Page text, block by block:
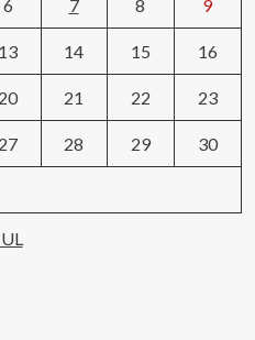
6 7 8 9
13 14 15 16
20 21 22 23
27 28 29 30